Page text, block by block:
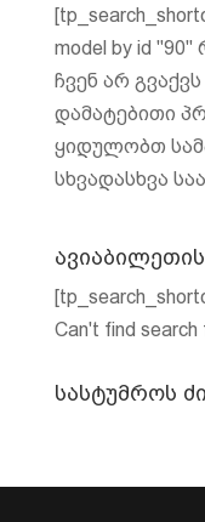
model by id
ჩვენ არ
დამატებითი
ყიდულობთ
სხვადასხვა
ავიაბილეთის
Can't find search
სასტუმროს